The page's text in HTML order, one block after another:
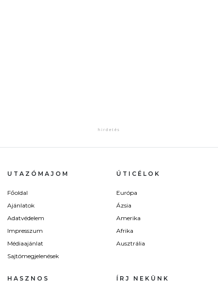
UTAZÓMAJOM
Főoldal
Ajánlatok
Adatvédelem
Impresszum
Médiaajánlat
Sajtómegjelenések
ÚTICÉLOK
Európa
Ázsia
Amerika
Afrika
Ausztrália
HASZNOS ÍRJ NEKÜNK